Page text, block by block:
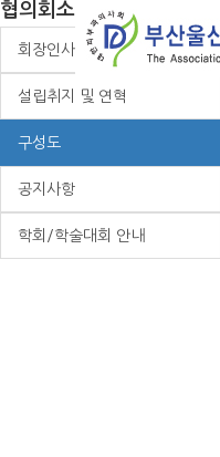
협의회소개
회장인사말
설립취지 및 연혁
구성도
공지사항
학회/학술대회 안내